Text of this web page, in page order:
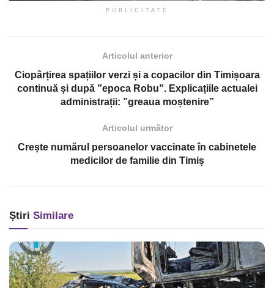
PUBLICITATE
Articolul anterior
Ciopârțirea spațiilor verzi și a copacilor din Timișoara
continuă și după ”epoca Robu”. Explicațiile actualei
administrații: ”greaua moștenire”
Articolul următor
Crește numărul persoanelor vaccinate în cabinetele
medicilor de familie din Timiș
Știri Similare